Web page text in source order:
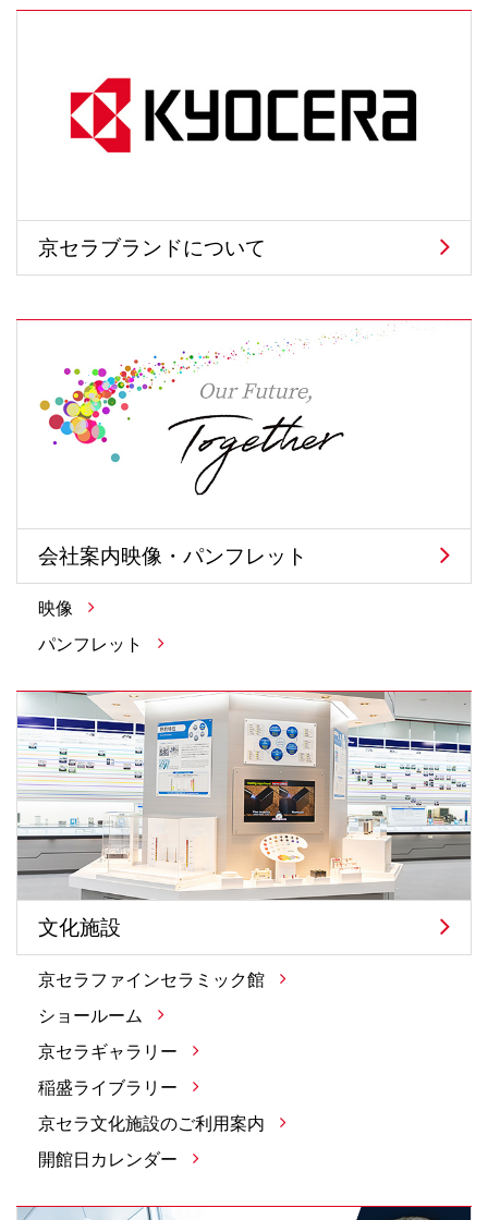
京セラブランドについて
会社案内映像・パンフレット
映像
パンフレット
文化施設
京セラファインセラミック館
ショールーム
京セラギャラリー
稲盛ライブラリー
京セラ文化施設のご利用案内
開館日カレンダー